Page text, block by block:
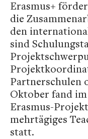
Erasmus+
die
den
sind
Partnerschulen
Oktober fand
Erasmus-
mehrtägiges
statt.